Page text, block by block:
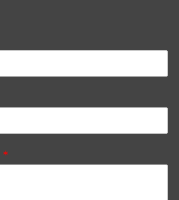
*